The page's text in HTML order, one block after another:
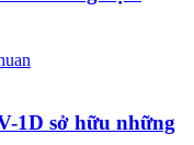
1D sở hữu những